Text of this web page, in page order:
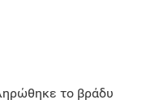
το βράδυ